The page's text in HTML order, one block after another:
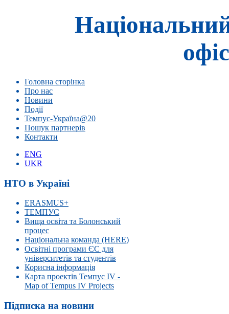
Головна сторінка
Про нас
Новини
Події
Темпус-Україна@20
Пошук партнерів
Контакти
ENG
UKR
НТО в Україні
ERASMUS+
ТЕМПУС
Вища освіта та Болонський
процес
Національна команда (HERE)
Освітні програми ЄС для
університетів та студентів
Корисна інформація
Карта проектів Темпус IV -
Map of Tempus IV Projects
Підписка на новини